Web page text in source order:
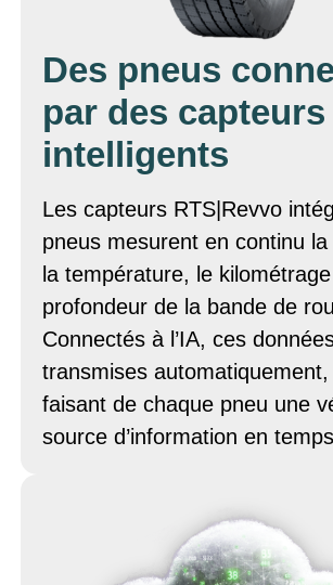
Des pneus
par des capteurs
intelligents
Les capteurs RTS|Revvo
pneus mesurent en continu la
la température, le
profondeur de la bande de
Connectés à l’IA, ces
transmises automatiquement,
faisant de chaque pneu une
source d’information en